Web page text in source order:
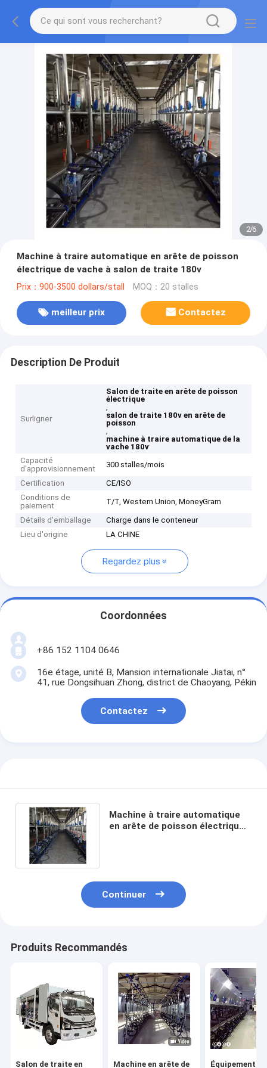
2/6
Machine à traire automatique en arête de poisson
électrique de vache à salon de traite 180v
Prix：900-3500 dollars/stall MOQ：20 stalles
meilleur prix Contactez
Description De Produit
Surligner
Salon de traite en arête de poisson
électrique
,
salon de traite 180v en arête de
poisson
,
machine à traire automatique de la
vache 180v
Capacité
d'approvisionnement
300 stalles/mois
Certification
CE/ISO
Conditions de
paiement
T/T, Western Union, MoneyGram
Détails d'emballage
Charge dans le conteneur
Lieu d'origine
LA CHINE
Regardez plus
Coordonnées
+86 152 1104 0646
16e étage, unité B, Mansion internationale Jiatai, n°
41, rue Dongsihuan Zhong, district de Chaoyang, Pékin
Contactez
Machine à traire automatique
en arête de poisson électrique
Continuer
Produits Recommandés
Salon de traite en Machine en arête de Équipement